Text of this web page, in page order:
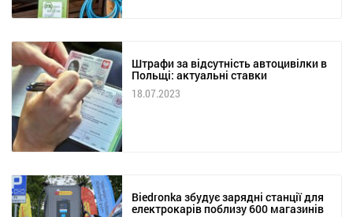
Штрафи за відсутність автоцивілки в
Польщі: актуальні ставки
18.07.2023
Biedronka збудує зарядні станції для
електрокарів поблизу 600 магазинів